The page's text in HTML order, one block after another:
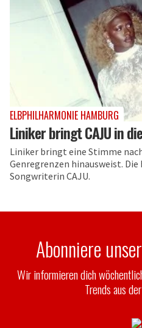
ELBPHILHARMONIE HAMBURG
Liniker bringt CAJU in
Liniker bringt eine Stimme
Genregrenzen hinausweist.
Songwriterin CAJU.
Abonniere
Wir informieren dich
Trends aus